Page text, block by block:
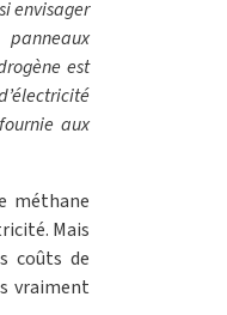
envisager
est
aux
méthane
Mais
coûts de
vraiment